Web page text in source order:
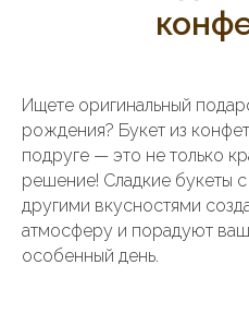
Ищете оригинальный
рождения? Букет из
подруге — это не только
решение! Сладкие букеты
другими вкусностями
атмосферу и порадуют
особенный день.